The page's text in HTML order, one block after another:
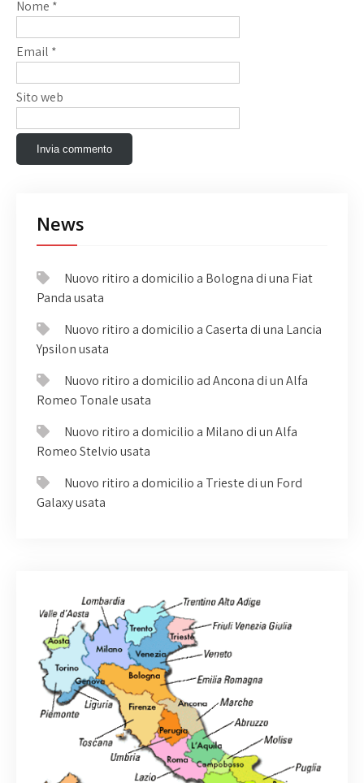
Nome *
Email *
Sito web
News
Nuovo ritiro a domicilio a Bologna di una Fiat
Panda usata
Nuovo ritiro a domicilio a Caserta di una Lancia
Ypsilon usata
Nuovo ritiro a domicilio ad Ancona di un Alfa
Romeo Tonale usata
Nuovo ritiro a domicilio a Milano di un Alfa
Romeo Stelvio usata
Nuovo ritiro a domicilio a Trieste di un Ford
Galaxy usata